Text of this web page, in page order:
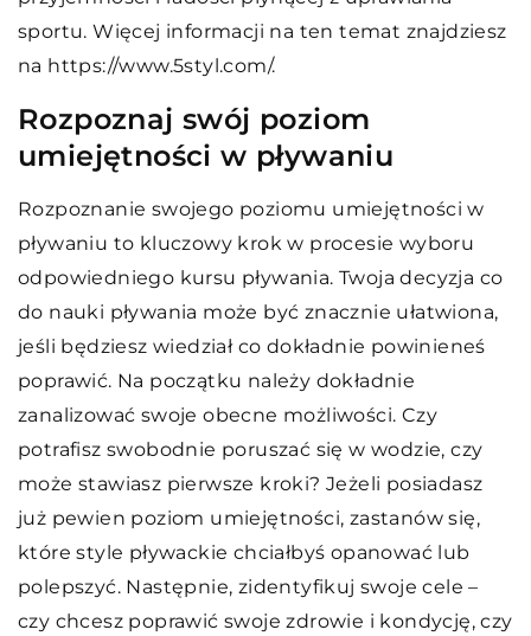
sportu. Więcej informacji na ten temat znajdziesz
na https://www.5styl.com/.
Rozpoznaj swój poziom
umiejętności w pływaniu
Rozpoznanie swojego poziomu umiejętności w
pływaniu to kluczowy krok w procesie wyboru
odpowiedniego kursu pływania. Twoja decyzja co
do nauki pływania może być znacznie ułatwiona,
jeśli będziesz wiedział co dokładnie powinieneś
poprawić. Na początku należy dokładnie
zanalizować swoje obecne możliwości. Czy
potrafisz swobodnie poruszać się w wodzie, czy
może stawiasz pierwsze kroki? Jeżeli posiadasz
już pewien poziom umiejętności, zastanów się,
które style pływackie chciałbyś opanować lub
polepszyć. Następnie, zidentyfikuj swoje cele –
czy chcesz poprawić swoje zdrowie i kondycję, czy